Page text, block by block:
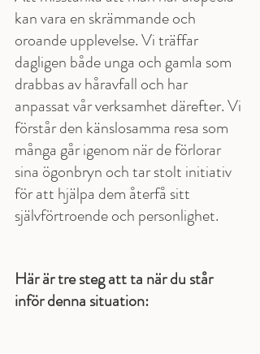
kan vara en skrämmande och
oroande upplevelse. Vi träffar
dagligen både unga och gamla som
drabbas av håravfall och har
anpassat vår verksamhet därefter. Vi
förstår den känslosamma resa som
många går igenom när de förlorar
sina ögonbryn och tar stolt initiativ
för att hjälpa dem återfå sitt
självförtroende och personlighet.
Här är tre steg att ta när du står
inför denna situation: